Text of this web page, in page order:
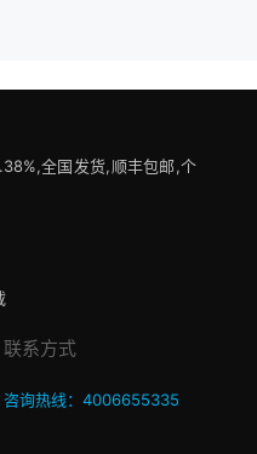
全国发货,顺丰包邮,个
联系方式
咨询热线：4006655335